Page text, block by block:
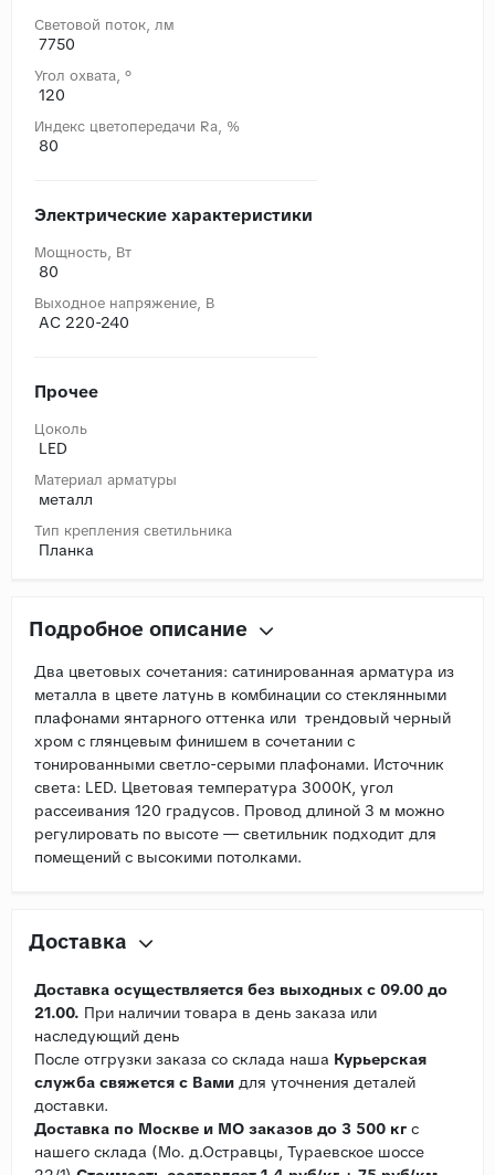
Световой поток, лм
7750
Угол охвата, °
120
Индекс цветопередачи Ra, %
80
Электрические характеристики
Мощность, Вт
80
Выходное напряжение, В
AC 220-240
Прочее
Цоколь
LED
Материал арматуры
металл
Тип крепления светильника
Планка
Подробное описание
Два цветовых сочетания: сатинированная арматура из
металла в цвете латунь в комбинации со стеклянными
плафонами янтарного оттенка или трендовый черный
хром с глянцевым финишем в сочетании с
тонированными светло-серыми плафонами. Источник
света: LED. Цветовая температура 3000К, угол
рассеивания 120 градусов. Провод длиной 3 м можно
регулировать по высоте — светильник подходит для
помещений с высокими потолками.
Доставка
Доставка осуществляется без выходных с 09.00 до
21.00. При наличии товара в день заказа или
наследующий день
После отгрузки заказа со склада наша Курьерская
служба свяжется с Вами для уточнения деталей
доставки.
Доставка по Москве и МО заказов до 3 500 кг с
нашего склада (Мо. д.Остравцы, Тураевское шоссе